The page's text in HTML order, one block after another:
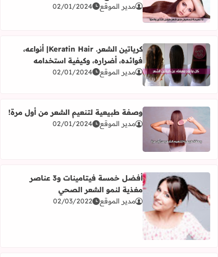
اقرأ المزيد عن 12 نصيحة للحصول على شعر طويل صحى ولامع!مدير الموقع 02/01/2024
اقرأ المزيد عن كرياتين الشعر. Keratin Hair| أنواعه، فوائده، أضراره، وكيفية استخدامه
كرياتين الشعر. Keratin Hair| أنواعه،
فوائده، أضراره، وكيفية استخدامه
مدير الموقع 02/01/2024
اقرأ المزيد عن وصفة طبيعية لتنعيم الشعر من أول مرة!
وصفة طبيعية لتنعيم الشعر من أول مرة!
مدير الموقع 02/01/2024
اقرأ المزيد عن أفضل خمسة فيتامينات و3 عناصر مغذية لنمو الشعر الصحي
أفضل خمسة فيتامينات و3 عناصر
مغذية لنمو الشعر الصحي
مدير الموقع 02/03/2022